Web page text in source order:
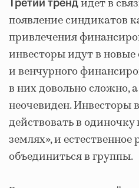
Третий тренд идет в
появление синдикатов
привлечения
инвесторы идут в новые
и венчурного
в них довольно сложно,
неочевиден. Инвесторы
действовать в
землях», и
объединиться в группы.